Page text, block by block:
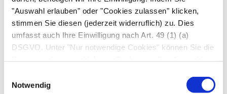
"Auswahl erlauben" oder "Cookies zulassen" klicken,
stimmen Sie diesen (jederzeit widerruflich) zu. Dies
umfasst auch Ihre Einwilligung nach Art. 49 (1) (a)
DSGVO. Unter "Nur notwendige Cookies" können Sie die
Notwendig
radioaktive Substanz in die Sonde, die das
erkrankte Gewebe bestrahlt. Die Bestrahlung
dauert so kürzer als bei anderen Verfahren und
das Personal ist besser vor Strahlen geschützt.
zuletzt geändert am